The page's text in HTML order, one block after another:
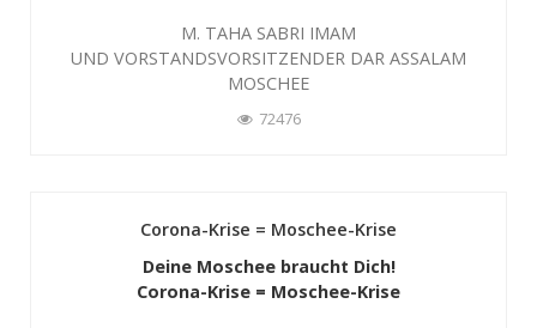
M. TAHA SABRI IMAM
UND VORSTANDSVORSITZENDER DAR ASSALAM
MOSCHEE
72476
Corona-Krise = Moschee-Krise
Deine Moschee braucht Dich!
Corona-Krise = Moschee-Krise